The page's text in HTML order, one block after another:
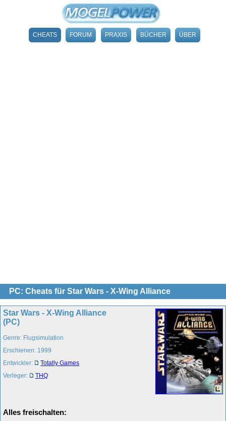
CHEATS FORUM PRAXIS BÜCHER ÜBER
PC: Cheats für Star Wars - X-Wing Alliance
Star Wars - X-Wing Alliance
(PC)
Genre: Flugsimulation
Erschienen: 1999
Entwickler:
Totally Games
Verleger:
THQ
Alles freischalten: